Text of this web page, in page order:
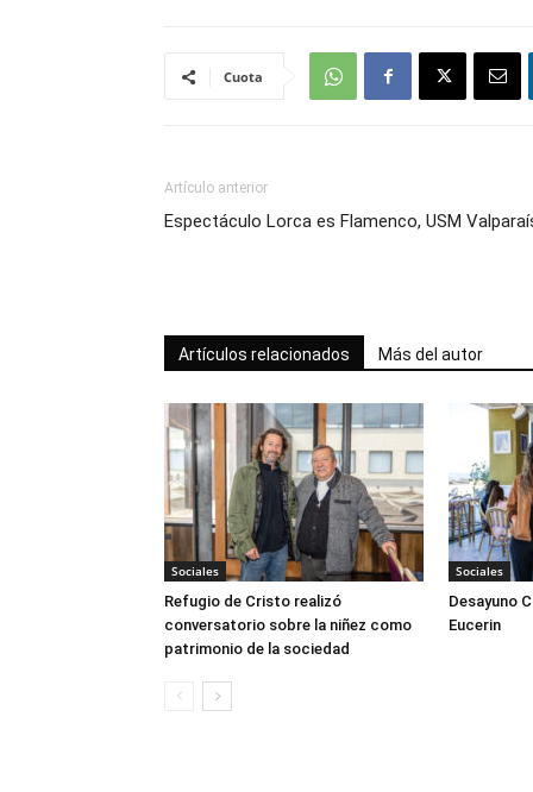
Cuota
Artículo anterior
Espectáculo Lorca es Flamenco, USM
Artículos relacionados Más del autor
Sociales
Refugio de Cristo realizó
conversatorio sobre la niñez como
patrimonio de la sociedad
Sociales
Desayuno
Eucerin